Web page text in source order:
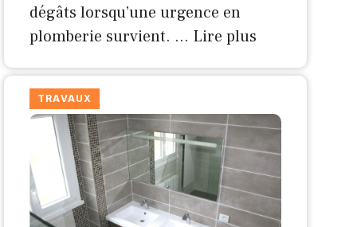
dégâts lorsqu’une urgence en
plomberie survient. … Lire plus
TRAVAUX